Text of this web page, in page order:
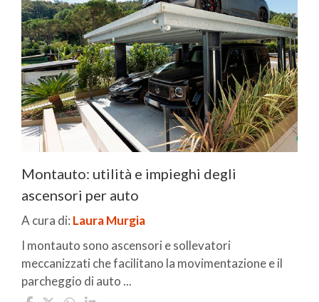
Montauto: utilità e impieghi degli
ascensori per auto
A cura di: Laura Murgia
I montauto sono ascensori e sollevatori
meccanizzati che facilitano la movimentazione e il
parcheggio di auto ...